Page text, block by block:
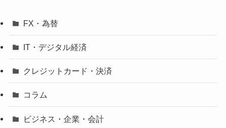
FX・為替
IT・デジタル経済
クレジットカード・決済
コラム
ビジネス・企業・会計